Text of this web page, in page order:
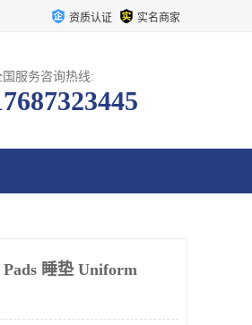
资质认证 实名商家
国服务咨询热线:
睡垫 Uniform